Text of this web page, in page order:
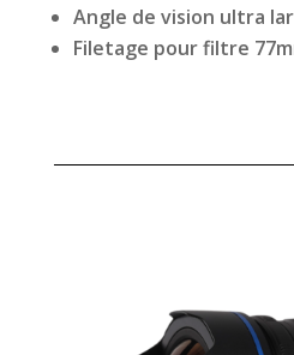
Angle de vision ultra
Filetage pour filtre